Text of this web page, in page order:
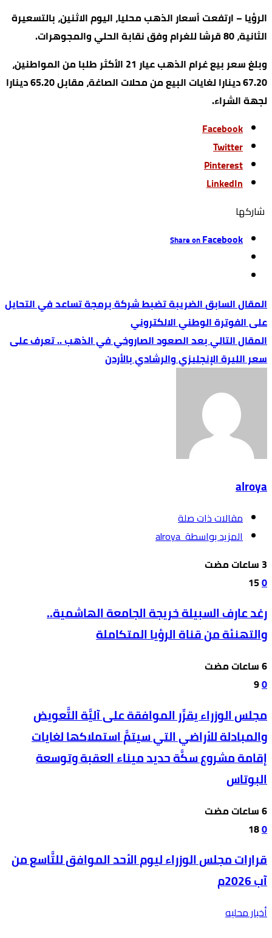
الرؤيا – ارتفعت أسعار الذهب محليا، اليوم الاثنين، بالتسعيرة
الثانية، 80 قرشا للغرام وفق نقابة الحلي والمجوهرات.
وبلغ سعر بيع غرام الذهب عيار 21 الأكثر طلبا من المواطنين،
67.20 دينارا لغايات البيع من محلات الصاغة، مقابل 65.20 دينارا
لجهة الشراء.
Facebook
Twitter
Pinterest
LinkedIn
‫‫ شاركها‬
Share onFacebook
الضريبة تضبط شركة برمجة تساعد في التحايل
على الفوترة الوطني الالكتروني
بعد الصعود الصاروخي في الذهب .. تعرف على
سعر الليرة الإنجليزي والرشادي بالأردن
alroya
‫مقالات ذات صلة‬
‫‫المزيد بواسطة‬ ‬ alroya
0
15
رغد عارف السبيلة خريجة الجامعة الهاشمية..
والتهنئة من قناة الرؤيا المتكاملة
0
9
مجلس الوزراء يقرِّر الموافقة على آليَّة التَّعويض
والمبادلة للأراضي التي سيتمَّ استملاكها لغايات
إقامة مشروع سكَّة حديد ميناء العقبة وتوسعة
البوتاس
0
18
قرارات مجلس الوزراء ليوم الأحد الموافق للتَّاسع من
آب 2026م
أخبار محليه